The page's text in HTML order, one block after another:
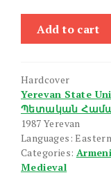
Hayots
Patmutyun
Add to cart
Hardcover
Yerevan State
Պետական
1987 Yerevan
Languages:
Categories:
Medieval